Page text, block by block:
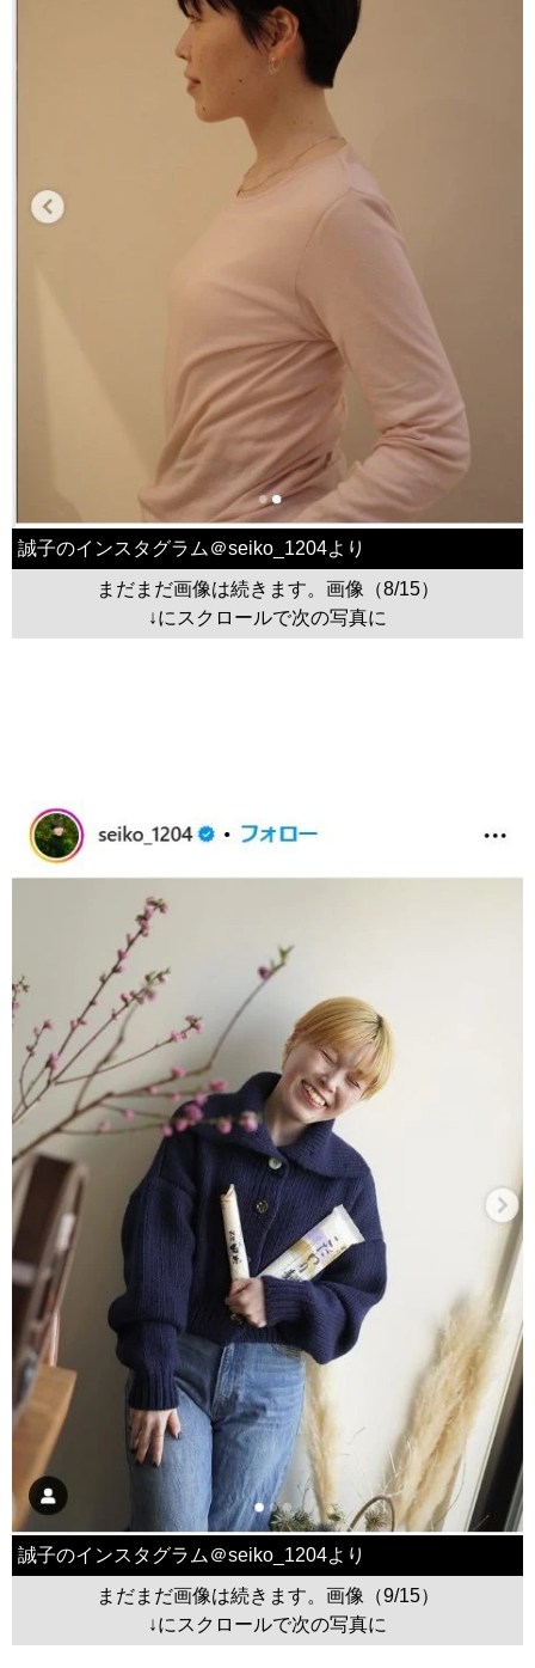
誠子のインスタグラム＠seiko_1204より
まだまだ画像は続きます。画像（8/15）
↓にスクロールで次の写真に
誠子のインスタグラム＠seiko_1204より
まだまだ画像は続きます。画像（9/15）
↓にスクロールで次の写真に